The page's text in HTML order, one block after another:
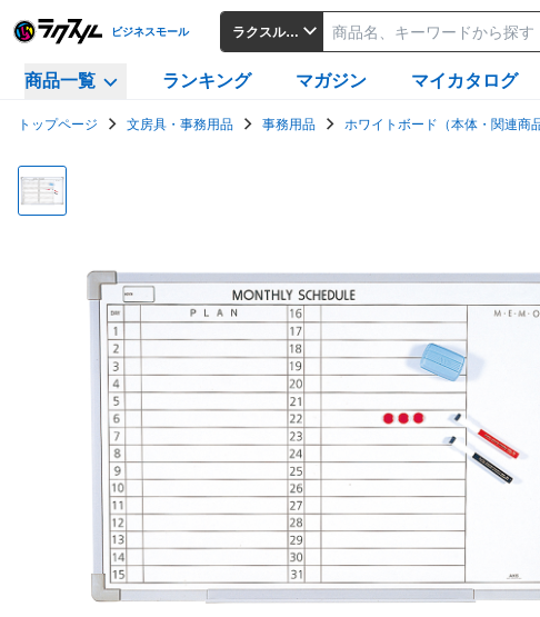
ビジネスモール ラクスルビジネスモール
商品一覧 ランキング マガジン マイカタログ
トップページ 文房具・事務用品 事務用品 ホワイトボード（本体・関連商品